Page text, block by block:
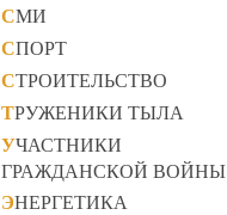
СМИ
СПОРТ
СТРОИТЕЛЬСТВО
ТРУЖЕНИКИ ТЫЛА
УЧАСТНИКИ
ГРАЖДАНСКОЙ ВОЙНЫ
ЭНЕРГЕТИКА